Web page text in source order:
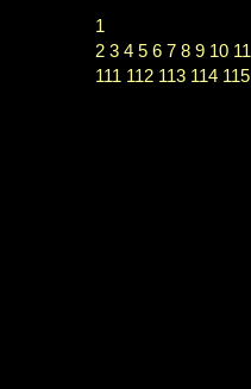
1
2 3 4 5 6 7 8 9 10 11
111 112 113 114 115